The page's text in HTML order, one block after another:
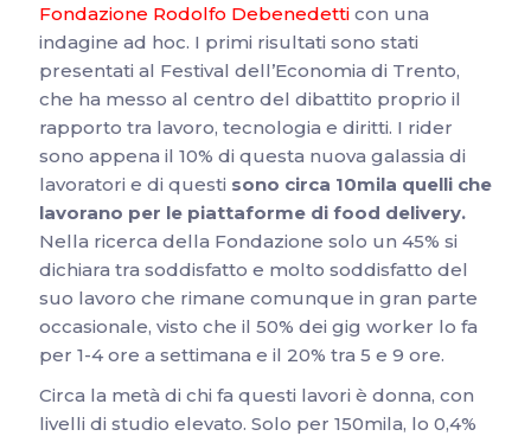
Fondazione Rodolfo Debenedetticon una
indagine ad hoc. I primi risultati sono stati
presentati al Festival dell’Economia di Trento,
che ha messo al centro del dibattito proprio il
rapporto tra lavoro, tecnologia e diritti. I rider
sono appena il 10% di questa nuova galassia di
lavoratori e di questi sono circa 10mila quelli che
lavorano per le piattaforme di food delivery.
Nella ricerca della Fondazione solo un 45% si
dichiara tra soddisfatto e molto soddisfatto del
suo lavoro che rimane comunque in gran parte
occasionale, visto che il 50% dei gig worker lo fa
per 1-4 ore a settimana e il 20% tra 5 e 9 ore.
Circa la metà di chi fa questi lavori è donna, con
livelli di studio elevato. Solo per 150mila, lo 0,4%